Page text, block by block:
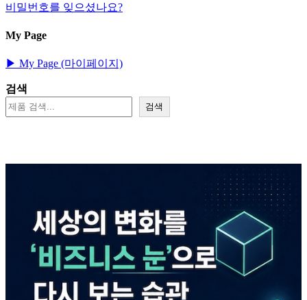
비밀번호를 잊으셨나요?
My Page
▶︎ My Page (마이페이지)
검색
검색